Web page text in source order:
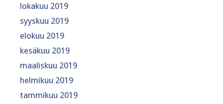
lokakuu 2019
syyskuu 2019
elokuu 2019
kesäkuu 2019
maaliskuu 2019
helmikuu 2019
tammikuu 2019